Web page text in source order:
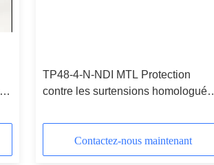
TP48-4-N-NDI MTL Protection
contre les surtensions homologuée
Contactez-nous maintenant